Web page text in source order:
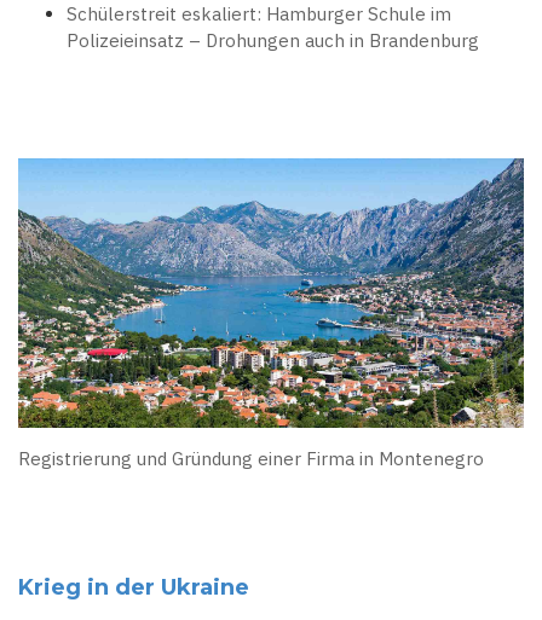
Schülerstreit eskaliert: Hamburger Schule im
Polizeieinsatz – Drohungen auch in Brandenburg
Registrierung und Gründung einer Firma in Montenegro
Krieg in der Ukraine